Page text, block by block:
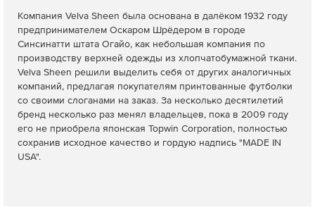
Компания Velva Sheen была основана в далёком 1932 году
предпринимателем Оскаром Шрёдером в городе
Синсинатти штата Огайо, как небольшая компания по
производству верхней одежды из хлопчатобумажной ткани.
Velva Sheen решили выделить себя от других аналогичных
компаний, предлагая покупателям принтованные футболки
со своими слоганами на заказ. За несколько десятилетий
бренд несколько раз менял владельцев, пока в 2009 году
его не приобрела японская Topwin Corporation, полностью
сохранив исходное качество и гордую надпись "MADE IN
USA".